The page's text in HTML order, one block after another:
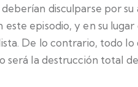
deberían disculparse por
este episodio, y en su
De lo contrario, todo
será la destrucción total